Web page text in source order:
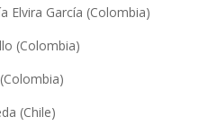
Elvira García (Colombia)
(Colombia)
(Chile)